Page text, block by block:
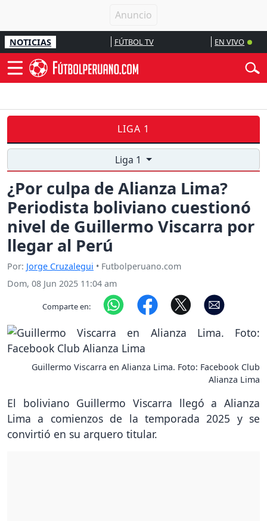
NOTICIAS FÚTBOL TV EN VIVO
LIGA 1
Liga 1
¿Por culpa de Alianza Lima?
Periodista boliviano cuestionó
nivel de Guillermo Viscarra por
llegar al Perú
Por: Jorge Cruzalegui • Futbolperuano.com
Dom, 08 Jun 2025 11:04 am
Comparte en:
Guillermo Viscarra en Alianza Lima. Foto: Facebook Club
Alianza Lima
El boliviano Guillermo Viscarra llegó a Alianza
Lima a comienzos de la temporada 2025 y se
convirtió en su arquero titular.